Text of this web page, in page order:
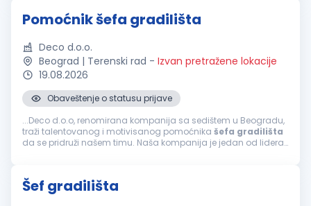
Pomoćnik šefa gradilišta
Deco d.o.o.
Beograd | Terenski rad - Izvan pretražene lokacije
19.08.2026
Obaveštenje o statusu prijave
...Deco d.o.o, renomirana kompanija sa sedištem u Beogradu,
traži talentovanog i motivisanog pomoćnika šefa gradilišta
da se pridruži našem timu. Naša kompanija je jedan od lidera
Šef gradilišta